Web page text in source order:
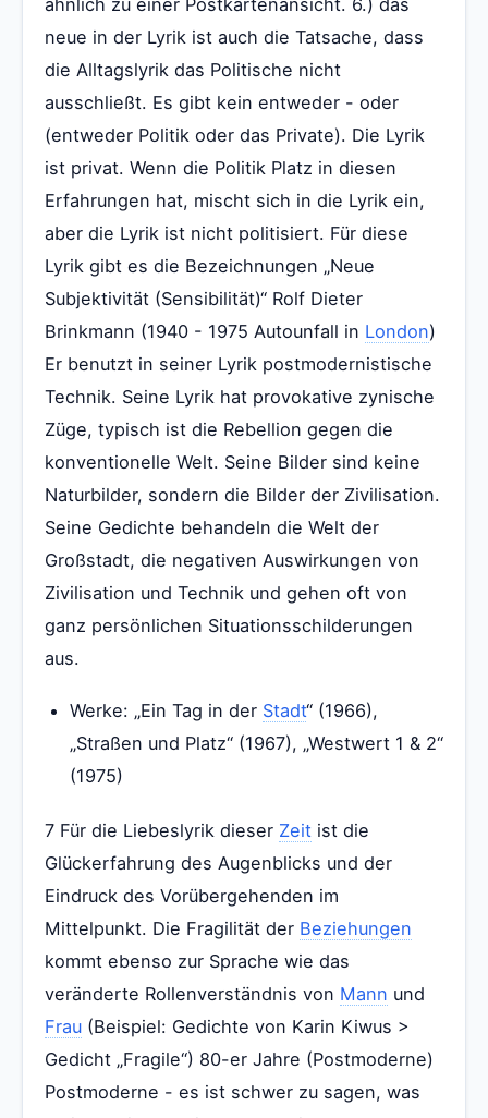
ähnlich zu einer Postkartenansicht. 6.) das
neue in der Lyrik ist auch die Tatsache, dass
die Alltagslyrik das Politische nicht
ausschließt. Es gibt kein entweder - oder
(entweder Politik oder das Private). Die Lyrik
ist privat. Wenn die Politik Platz in diesen
Erfahrungen hat, mischt sich in die Lyrik ein,
aber die Lyrik ist nicht politisiert. Für diese
Lyrik gibt es die Bezeichnungen „Neue
Subjektivität (Sensibilität)“ Rolf Dieter
Brinkmann (1940 - 1975 Autounfall in London)
Er benutzt in seiner Lyrik postmodernistische
Technik. Seine Lyrik hat provokative zynische
Züge, typisch ist die Rebellion gegen die
konventionelle Welt. Seine Bilder sind keine
Naturbilder, sondern die Bilder der Zivilisation.
Seine Gedichte behandeln die Welt der
Großstadt, die negativen Auswirkungen von
Zivilisation und Technik und gehen oft von
ganz persönlichen Situationsschilderungen
aus.
Werke: „Ein Tag in der Stadt“ (1966),
„Straßen und Platz“ (1967), „Westwert 1 & 2“
(1975)
7 Für die Liebeslyrik dieser Zeit ist die
Glückerfahrung des Augenblicks und der
Eindruck des Vorübergehenden im
Mittelpunkt. Die Fragilität der Beziehungen
kommt ebenso zur Sprache wie das
veränderte Rollenverständnis von Mann und
Frau (Beispiel: Gedichte von Karin Kiwus >
Gedicht „Fragile“) 80-er Jahre (Postmoderne)
Postmoderne - es ist schwer zu sagen, was